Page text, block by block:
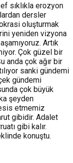
sıklıkla erozyon
dersler
oluşturmak
yeniden vizyona
Artık
Çok güzel bir
anda çok ağır bir
sanki gündemi
gündemi
çok büyük
şeyden
etmemiz
gibidir. Adalet
gibi kalır.
konuştu.